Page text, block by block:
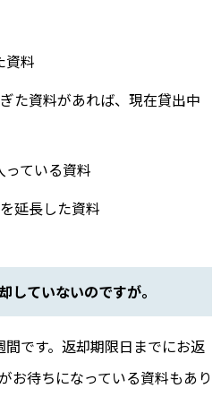
資料
た資料があれば、現在貸出中
ている資料
延長した資料
していないのですが。
です。返却期限日までにお返
お待ちになっている資料もあり